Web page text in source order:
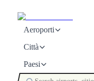
Aeroporti
Città
Paesi